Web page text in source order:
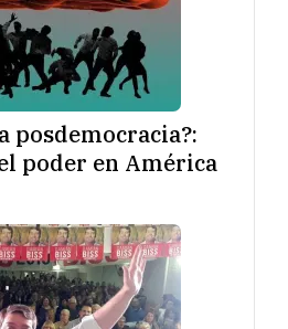
posdemocracia?:
poder en América